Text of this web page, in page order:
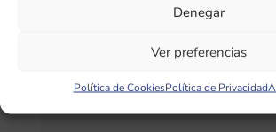
Denegar
Ver preferencias
Política de CookiesPolítica de Privacidad
¿Qué importancia tiene la
diapasones en sonoterapia?
Categorías